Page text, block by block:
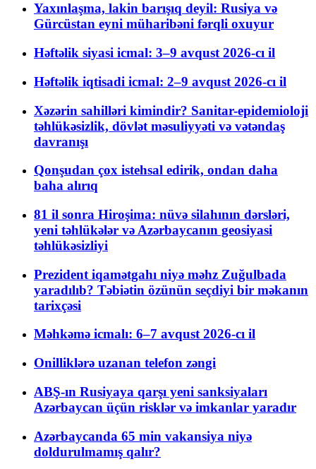
Yaxınlaşma, lakin barışıq deyil: Rusiya və
Gürcüstan eyni müharibəni fərqli oxuyur
Həftəlik siyasi icmal: 3–9 avqust 2026-cı il
Həftəlik iqtisadi icmal: 2–9 avqust 2026-cı il
Xəzərin sahilləri kimindir? Sanitar-epidemioloji
təhlükəsizlik, dövlət məsuliyyəti və vətəndaş
davranışı
Qonşudan çox istehsal edirik, ondan daha
baha alırıq
81 il sonra Hiroşima: nüvə silahının dərsləri,
yeni təhlükələr və Azərbaycanın geosiyasi
təhlükəsizliyi
Prezident iqamətgahı niyə məhz Zuğulbada
yaradılıb? Təbiətin özünün seçdiyi bir məkanın
tarixçəsi
Məhkəmə icmalı: 6–7 avqust 2026-cı il
Onilliklərə uzanan telefon zəngi
ABŞ-ın Rusiyaya qarşı yeni sanksiyaları
Azərbaycan üçün risklər və imkanlar yaradır
Azərbaycanda 65 min vakansiya niyə
doldurulmamış qalır?